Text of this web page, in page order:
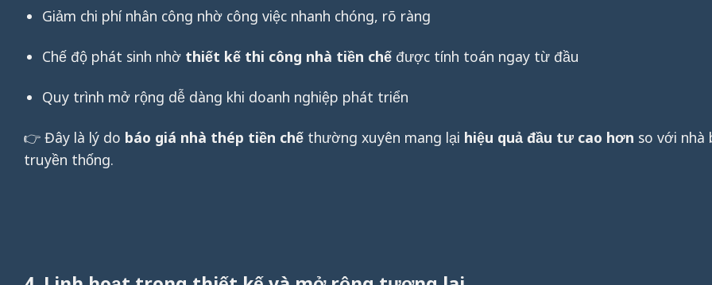
Giảm chi phí nhân công nhờ công việc nhanh chóng, rõ ràng
Chế độ phát sinh nhờ thiết kế thi công nhà tiền chếđược tính toán ngay từ đầu
Quy trình mở rộng dễ dàng khi doanh nghiệp phát triển
👉 Đây là lý do báo giá nhà thép tiền chế thường xuyên mang lại hiệu quả đầu tư cao hơn so với nhà
truyền thống.